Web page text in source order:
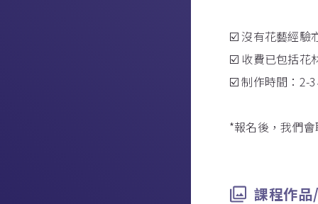
☑️ 沒有花藝經驗
☑️ 收費已包括花
☑️ 制作時間：2-
*報名後，我們
課程作